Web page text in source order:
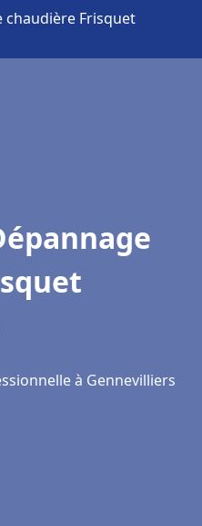
chaudière Frisquet
à Gennevilliers